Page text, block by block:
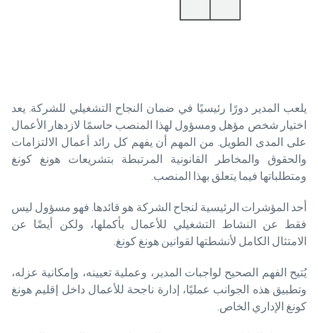
يلعب المدير دورًا رئيسيًا في ضمان النجاح التشغيلي للشركة. يعد
اختيار شخص مؤهل ومسؤول لهذا المنصب حاسمًا لازدهار الأعمال
على المدى الطويل. من المهم أن يفهم كل رائد أعمال الالتزامات
والحقوق والمخاطر القانونية المرتبطة بتشريعات هونغ كونغ
ومتطلباتها فيما يتعلق بهذا المنصب.
أحد المؤشرات الرئيسية لنجاح الشركة هو قائدها. فهو مسؤول ليس
فقط عن النشاط التشغيلي للأعمال بأكملها، ولكن أيضًا عن
الامتثال الكامل لأنشطتها لقوانين هونغ كونغ.
يُتيح الفهم الصحيح لواجبات المدير، وعملية تعيينه، وإمكانية عزله،
وتطبيق هذه الجوانب عمليًا، إدارة ناجحة للأعمال داخل إقليم هونغ
كونغ الإداري الخاص.